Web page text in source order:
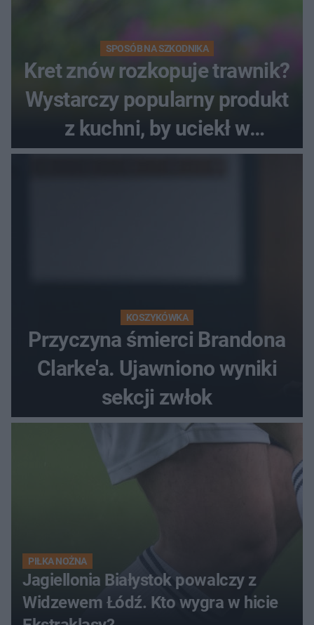
SPOSÓB NA SZKODNIKA
Kret znów rozkopuje trawnik?
Wystarczy popularny produkt
z kuchni, by uciekł w
popłochu
KOSZYKÓWKA
Przyczyna śmierci Brandona
Clarke'a. Ujawniono wyniki
sekcji zwłok
PIŁKA NOŻNA
Jagiellonia Białystok powalczy z
Widzewem Łódź. Kto wygra w hicie